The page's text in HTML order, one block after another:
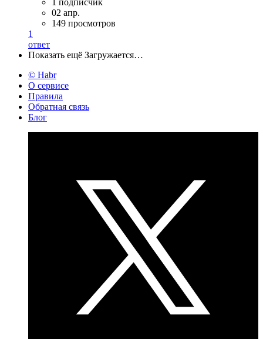
1 подписчик
02 апр.
149 просмотров
1
ответ
Показать ещё Загружается…
© Habr
О сервисе
Правила
Обратная связь
Блог